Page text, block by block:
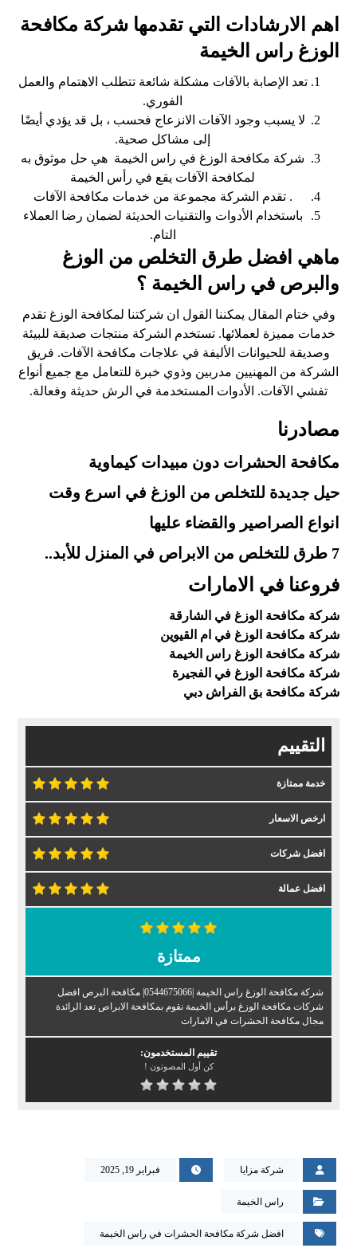
اهم الارشادات التي تقدمها شركة مكافحة
الوزغ راس الخيمة
تعد الإصابة بالآفات مشكلة شائعة تتطلب الاهتمام والعمل
الفوري.
لا يسبب وجود الآفات الانزعاج فحسب ، بل قد يؤدي أيضًا
إلى مشاكل صحية.
شركة مكافحة الوزغ في راس الخيمة هي حل موثوق به
لمكافحة الآفات يقع في رأس الخيمة
. تقدم الشركة مجموعة من خدمات مكافحة الآفات
باستخدام الأدوات والتقنيات الحديثة لضمان رضا العملاء
التام.
ماهي افضل طرق التخلص من الوزغ
والبرص في راس الخيمة ؟
وفي ختام المقال يمكننا القول ان شركتنا لمكافحة الوزغ تقدم
خدمات مميزة لعملائها. تستخدم الشركة منتجات صديقة للبيئة
وصديقة للحيوانات الأليفة في علاجات مكافحة الآفات. فريق
الشركة من المهنيين مدربين وذوي خبرة للتعامل مع جميع أنواع
تفشي الآفات. الأدوات المستخدمة في الرش حديثة وفعالة.
مصادرنا
مكافحة الحشرات دون مبيدات كيماوية
حيل جديدة للتخلص من الوزغ في اسرع وقت
انواع الصراصير والقضاء عليها
7 طرق للتخلص من الابراص في المنزل للأبد..
فروعنا في الامارات
شركة مكافحة الوزغ في الشارقة
شركة مكافحة الوزغ في ام القيوين
شركة مكافحة الوزغ راس الخيمة
شركة مكافحة الوزغ في الفجيرة
شركة مكافحة بق الفراش دبي
التقييم
خدمة ممتازة
ارخص الاسعار
افضل شركات
افضل عمالة
ممتازة
شركة مكافحة الوزغ راس الخيمة |0544675066| مكافحة البرص افضل
شركات مكافحة الوزغ برأس الخيمة نقوم بمكافحة الابراص تعد الرائدة
مجال مكافحة الحشرات في الامارات
تقييم المستخدمون:
كن أول المصوتون !
شركة مزايا فبراير 19, 2025
راس الخيمة
افضل شركة مكافحة الحشرات في راس الخيمة